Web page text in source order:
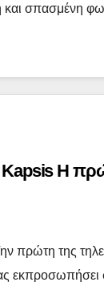
και σπασμένη
H
της
εκπροσωπήσει